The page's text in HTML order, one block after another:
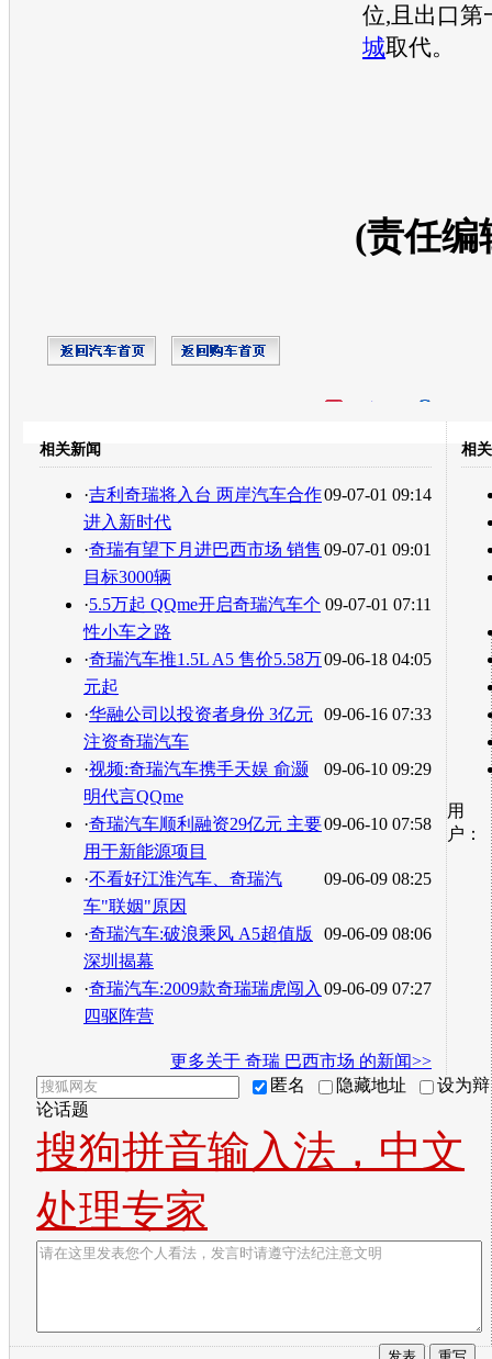
位,且出口第
城取代。
(责任编
转发至：
相关新闻
09-07-01 09:14
·吉利奇瑞将入台 两岸汽车合作
进入新时代
09-07-01 09:01
·奇瑞有望下月进巴西市场 销售
目标3000辆
09-07-01 07:11
·5.5万起 QQme开启奇瑞汽车个
性小车之路
09-06-18 04:05
·奇瑞汽车推1.5L A5 售价5.58万
元起
09-06-16 07:33
·华融公司以投资者身份 3亿元
注资奇瑞汽车
09-06-10 09:29
·视频:奇瑞汽车携手天娱 俞灏
明代言QQme
09-06-10 07:58
·奇瑞汽车顺利融资29亿元 主要
用于新能源项目
09-06-09 08:25
·不看好江淮汽车、奇瑞汽
车"联姻"原因
09-06-09 08:06
·奇瑞汽车:破浪乘风 A5超值版
深圳揭幕
09-06-09 07:27
·奇瑞汽车:2009款奇瑞瑞虎闯入
四驱阵营
更多关于 奇瑞 巴西市场 的新闻>>
相
用
户：
匿名 隐藏地址
设为辩
论话题
搜狗拼音输入法，中文
处理专家